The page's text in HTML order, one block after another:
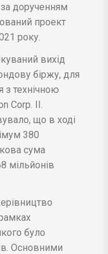
за дорученням
проект
року.
вихід
біржу, для
з технічною
Corp. II.
що в ході
380
сума
мільйонів
було
Основними